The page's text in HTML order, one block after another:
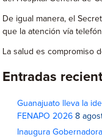
De igual manera, el
que la atención vía
La salud es compromiso
Entradas
Guanajuato lleva la
FENAPO 2026 8
Inaugura